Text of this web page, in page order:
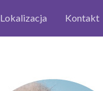
Lokalizacja Kontakt